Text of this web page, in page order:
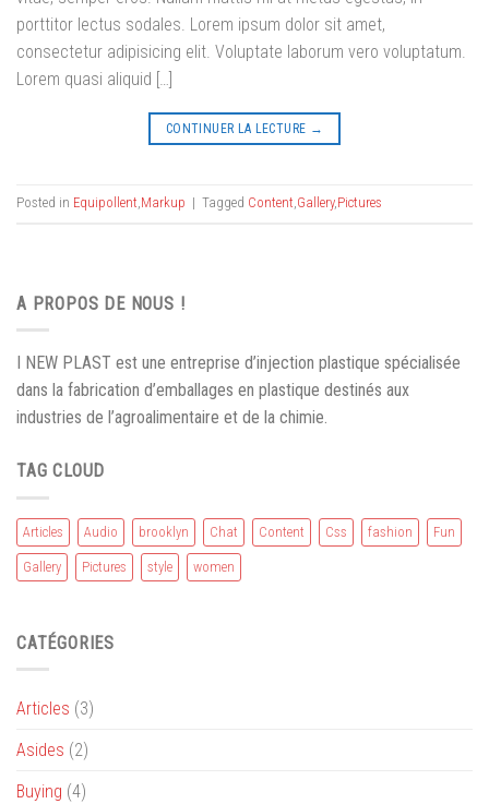
porttitor lectus sodales. Lorem ipsum dolor sit amet,
consectetur adipisicing elit. Voluptate laborum vero voluptatum.
Lorem quasi aliquid […]
CONTINUER LA LECTURE →
Posted in Equipollent Markup | Tagged Content Gallery, Pictures
A PROPOS DE NOUS !
I NEW PLAST est une entreprise d’injection plastique spécialisée
dans la fabrication d’emballages en plastique destinés aux
industries de l’agroalimentaire et de la chimie.
TAG CLOUD
Articles Audio brooklyn Chat Content Css fashion Fun
Gallery Pictures style women
CATÉGORIES
Articles (3)
Asides (2)
Buying (4)